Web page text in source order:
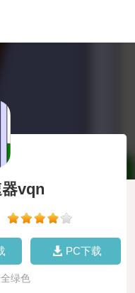
器vqn
PC下载
绿色